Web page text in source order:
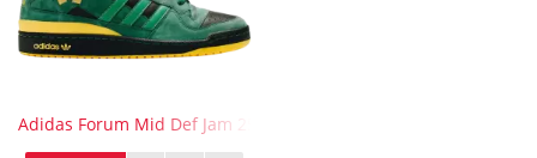
Adidas Forum Mid Def Jam 25th Anniversary